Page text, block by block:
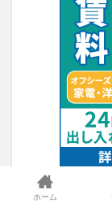
溜池山王近辺
ホーム